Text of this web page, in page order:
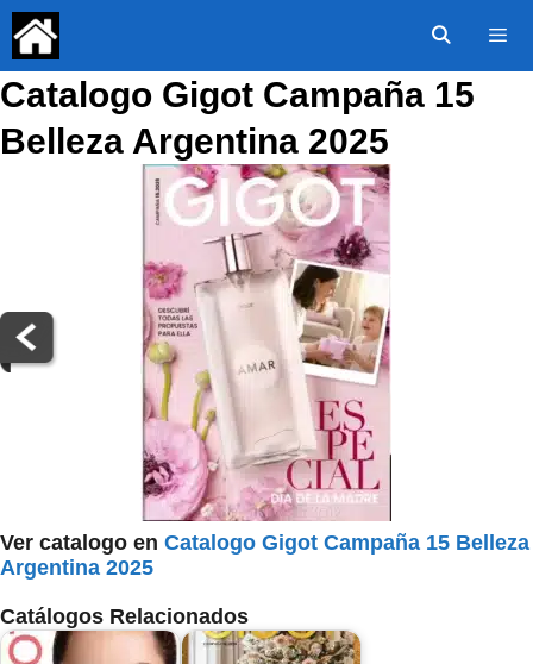
Saltar
contenido
Catalogo Gigot Campaña 15
Belleza Argentina 2025
Ver catalogo en Catalogo Gigot Campaña 15 Belleza
Argentina 2025
Catálogos Relacionados